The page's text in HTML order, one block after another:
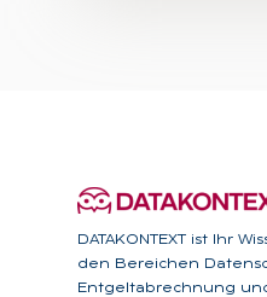
DATAKONTEXT ist Ihr
den Bereichen
Entgeltabrechnung